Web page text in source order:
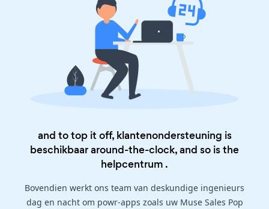
and to top it off, klantenondersteuning is
beschikbaar around-the-clock, and so is the
helpcentrum .
Bovendien werkt ons team van deskundige ingenieurs
dag en nacht om powr-apps zoals uw Muse Sales Pop